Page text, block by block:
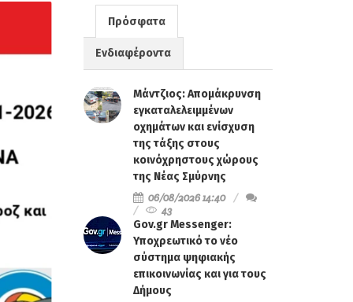
Πρόσφατα
Ενδιαφέροντα
Μάντζιος: Απομάκρυνση
εγκαταλελειμμένων
οχημάτων και ενίσχυση
της τάξης στους
κοινόχρηστους χώρους
της Νέας Σμύρνης
06/08/2026 14:40
43
Gov.gr Messenger:
Υποχρεωτικό το νέο
σύστημα ψηφιακής
επικοινωνίας και για τους
Δήμους